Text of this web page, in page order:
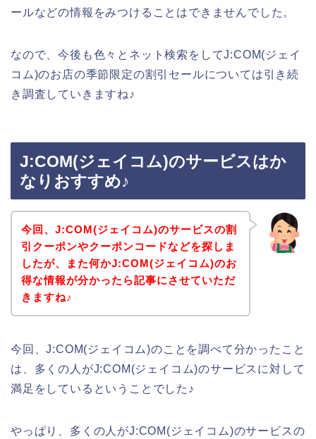
ールなどの情報をみつけることはできませんでした。
なので、今後も色々とネット検索をしてJ:COM(ジェイ
コム)のお店の季節限定の割引セールについては引き続
き調査していきますね♪
J:COM(ジェイコム)のサービスはか
なりおすすめ♪
今回、J:COM(ジェイコム)のサービスの割
引クーポンやクーポンコードなどを探しま
したが、また何かJ:COM(ジェイコム)のお
得な情報が分かったら記事にさせていただ
きますね♪
今回、J:COM(ジェイコム)のことを調べて分かったこと
は、多くの人がJ:COM(ジェイコム)のサービスに対して
満足をしているということでした♪
やっぱり、多くの人がJ:COM(ジェイコム)のサービスの